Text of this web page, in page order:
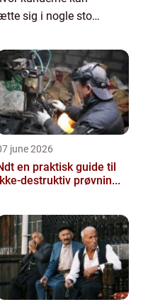
sig i nogle stole
june 2026
praktisk guide til
destruktiv prøvnin...